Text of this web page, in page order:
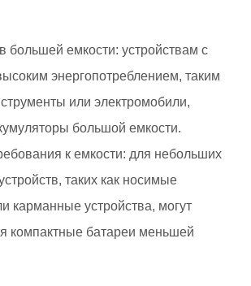
большей емкости: устройствам с
энергопотреблением, таким
или электромобили,
большой емкости.
к емкости: для небольших
таких как носимые
карманные устройства, могут
компактные батареи меньшей